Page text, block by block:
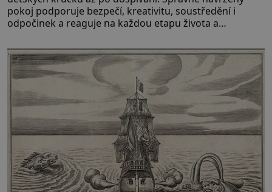
pokoj podporuje bezpečí, kreativitu, soustředění i
odpočinek a reaguje na každou etapu života a
jednoduchost, měkkost a bezpečí, proto by pokoj
miminka měl působit především klidně a útulně.
Předškolní věk je